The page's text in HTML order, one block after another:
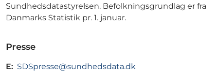
Sundhedsdatastyrelsen. Befolkningsgrundlag er fra
Danmarks Statistik pr. 1. januar.
Presse
E: SDSpresse@sundhedsdata.dk